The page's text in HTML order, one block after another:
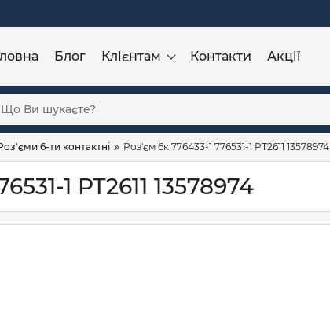
Блог Клієнтам Контакти Акції
6-ти контактні Роз'єм 6к 776433-1 776531-1 PT2611 13578974
1 PT2611 13578974